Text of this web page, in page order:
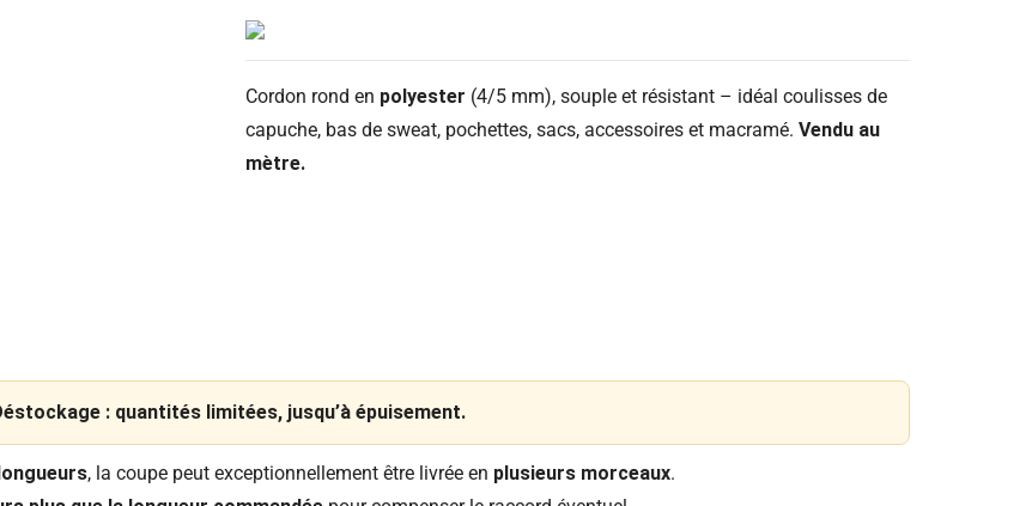
Cordon rond en polyester (4/5 mm), souple et résistant – idéal coulisses de
capuche, bas de sweat, pochettes, sacs, accessoires et macramé. Vendu au
mètre.
: quantités limitées, jusqu’à épuisement.
, la coupe peut exceptionnellement être livrée en plusieurs morceaux.